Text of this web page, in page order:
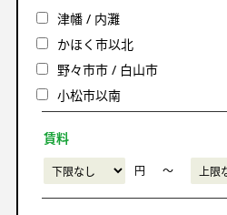
津幡 / 内灘
かほく市以北
野々市市 / 白山市
小松市以南
賃料
円 〜